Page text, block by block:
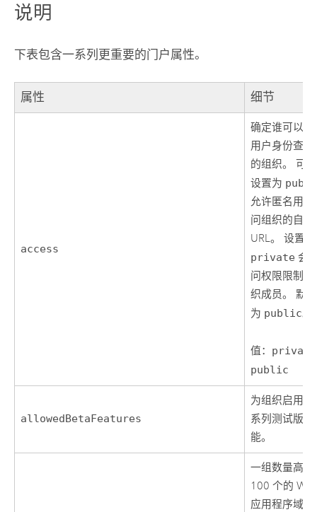
说明
下表包含一系列更重要的门户属性。
属性 细节
access
确定谁可以匿
用户身份查看
的组织。 可
设置为
允许匿名用户
问组织的自定
URL。 设置为
private 会
问权限限制为
织成员。 默
为 public。
值： private
public
allowedBetaFeatures
为组织启用的
系列测试版功
能。
一组数量高达
100 个的
应用程序域，